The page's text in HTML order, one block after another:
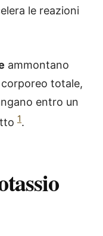
le reazioni
ammontano
totale,
entro un
1.